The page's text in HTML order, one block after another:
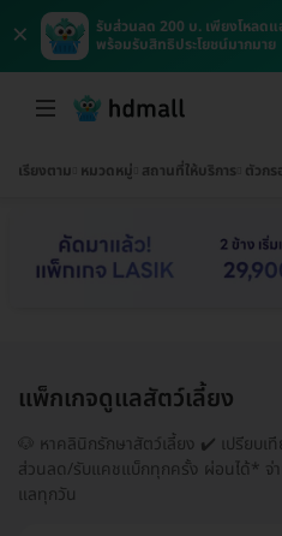
×
รับส่วนลด 200 บ. เพียงโหลด
พร้อมรับสิทธิประโยชน์มากมาย
เรียงตาม หมวดหมู่ สถานที่ให้บริการ ตัวก
แพ็กเกจดูแลสัตว์เลี้ยง
🐶 หาคลินิกรักษาสัตว์เลี้ยง ✔️ เปรียบเที
ส่วนลด/รับแคชแบ็กทุกครั้ง ผ่อนได้* จ่
แลทุกวัน